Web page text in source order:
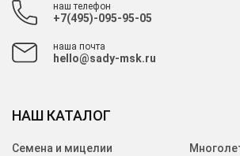
наш телефон
+7(495)-095-95-05
наша почта
hello@sady-msk.ru
НАШ КАТАЛОГ
Семена и мицелии